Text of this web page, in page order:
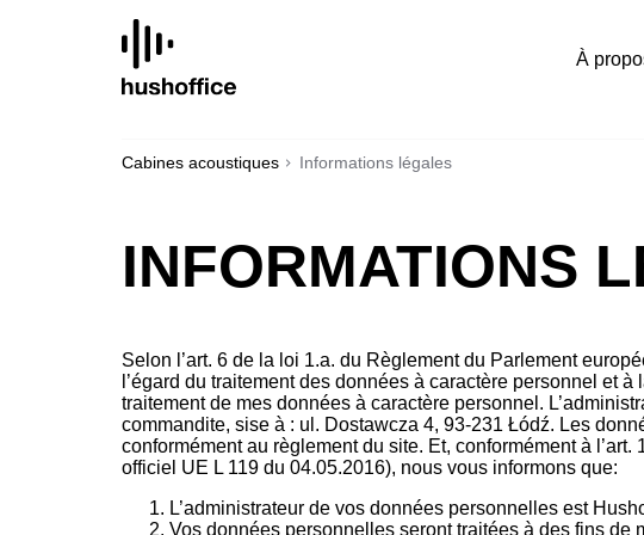
À
Cabines acoustiques Informations légales
INFORMATIONS
Selon l’art. 6 de la loi 1.a. du Règlement du Parlement
l’égard du traitement des données à caractère personnel et
traitement de mes données à caractère personnel.
commandite, sise à : ul. Dostawcza 4, 93-231 Łódź. Les
conformément au règlement du site. Et, conformément à
officiel UE L 119 du 04.05.2016), nous vous informons que:
L’administrateur de vos données personnelles est
Vos données personnelles seront traitées à des fins de